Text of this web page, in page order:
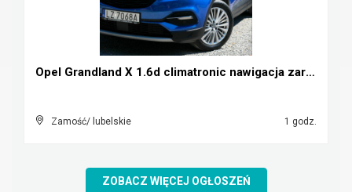
Opel Grandland X 1.6d climatronic nawigacja zareje...
Zamość/ lubelskie 1 godz.
ZOBACZ WIĘCEJ OGŁOSZEŃ